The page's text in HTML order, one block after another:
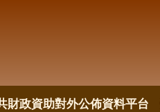
財政資助對外公佈資料平台